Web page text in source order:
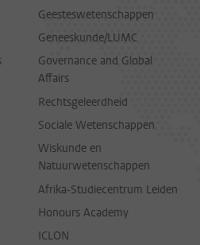
Geesteswetenschappen
Geneeskunde/LUMC
Governance and Global
Affairs
Rechtsgeleerdheid
Sociale Wetenschappen
Wiskunde en
Natuurwetenschappen
Afrika-Studiecentrum Leiden
Honours Academy
ICLON